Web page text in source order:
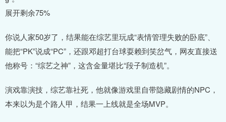
展开剩余75%
你说人家50岁了，结果能在综艺里玩成“表情管理失败的卧底”、
能把“PK”说成“PC”，还跟邓超打台球耍赖到笑岔气，网友直接送
他称号：“综艺之神”，这含金量堪比“段子制造机”。
演戏靠演技，综艺靠社死，他就像游戏里自带隐藏剧情的NPC，
本来以为是个路人甲，结果一上线就是全场MVP。